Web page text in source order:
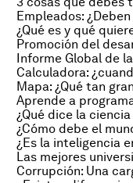
Empleados:
¿Qué es y qué
Informe Global de
Aprende a
¿Qué dice la
¿Cómo debe el
¿Es la inteligencia
Las mejores
Corrupción: Una